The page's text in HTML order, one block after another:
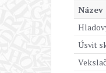
Název
Úsvit